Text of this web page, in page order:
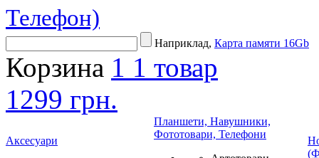
Телефон)
Наприклад, Карта памяти 16Gb
Корзина 1 1 товар
1299 грн.
Аксесуари
Планшети, Навушники,
Фототовари, Телефони